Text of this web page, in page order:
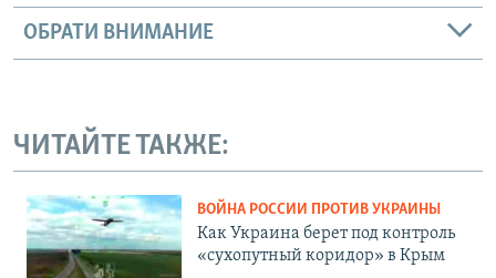
ОБРАТИ ВНИМАНИЕ
ЧИТАЙТЕ ТАКЖЕ:
ВОЙНА РОССИИ ПРОТИВ УКРАИНЫ
Как Украина берет под контроль
«сухопутный коридор» в Крым